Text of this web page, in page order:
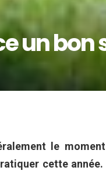
un bon
le
cette